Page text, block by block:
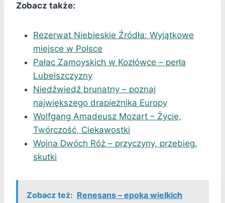
Zobacz także:
Rezerwat Niebieskie Źródła: Wyjątkowe
miejsce w Polsce
Pałac Zamoyskich w Kozłówce – perła
Lubelszczyzny
Niedźwiedź brunatny – poznaj
największego drapieżnika Europy
Wolfgang Amadeusz Mozart – Życie,
Twórczość, Ciekawostki
Wojna Dwóch Róż – przyczyny, przebieg,
skutki
Zobacz też: Renesans – epoka wielkich